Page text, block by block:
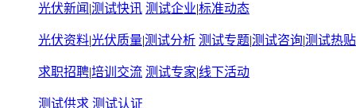
光伏新闻 |测试快讯 测试企业|标准动态
光伏资料|光伏质量|测试分析 测试专题|测试咨询|测试热贴
求职招聘|培训交流 测试专家|线下活动
测试供求 测试认证